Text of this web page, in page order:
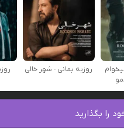
روزبه بمانی - شهر خالی
را بگذارید